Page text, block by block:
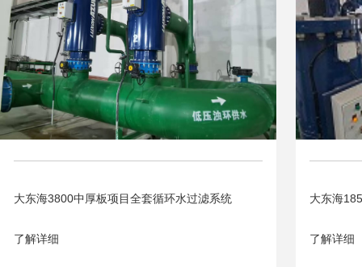
大东海3800中厚板项目全套循环水过滤系统
了解详细
大东海
了解详细